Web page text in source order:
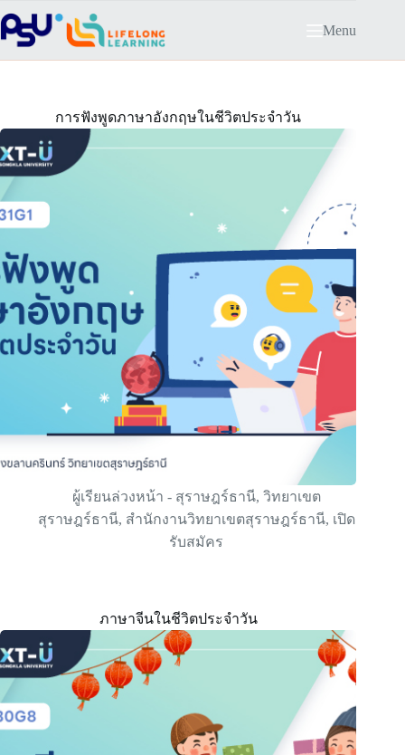
to
content
Menu
การฟังพูดภาษาอังกฤษในชีวิตประจำวัน
ผู้เรียนล่วงหน้า - สุราษฎร์ธานี, วิทยาเขต
สุราษฎร์ธานี, สำนักงานวิทยาเขตสุราษฎร์ธานี, เปิด
รับสมัคร
ภาษาจีนในชีวิตประจำวัน